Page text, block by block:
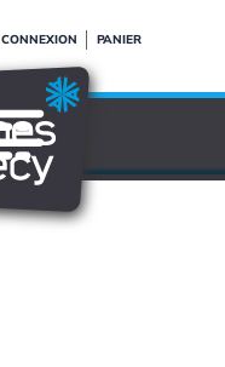
CONNEXION PANIER